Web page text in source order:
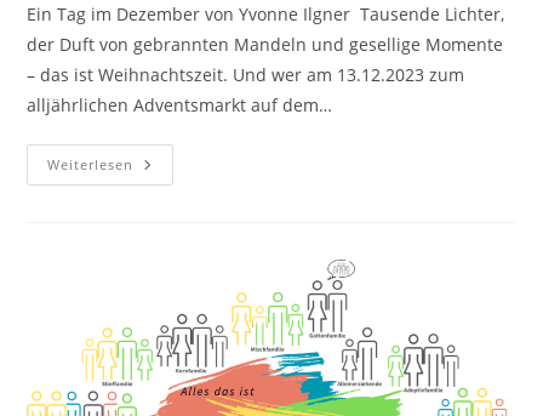
Ein Tag im Dezember von Yvonne Ilgner Tausende Lichter,
der Duft von gebrannten Mandeln und gesellige Momente
– das ist Weihnachtszeit. Und wer am 13.12.2023 zum
alljährlichen Adventsmarkt auf dem…
Weiterlesen